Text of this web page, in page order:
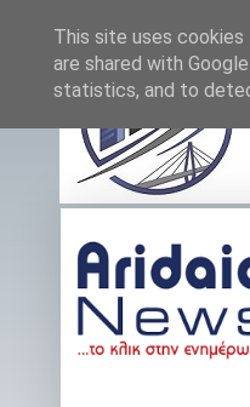
This site uses
are shared with
statistics, and to